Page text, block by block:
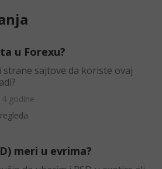
u Forexu?
strane sajtove da koriste ovaj
godine
meri u evrima?